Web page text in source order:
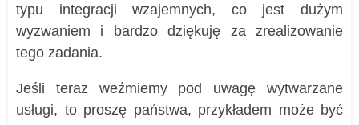
typu integracji wzajemnych, co jest dużym
wyzwaniem i bardzo dziękuję za zrealizowanie
tego zadania.
Jeśli teraz weźmiemy pod uwagę wytwarzane
usługi, to proszę państwa, przykładem może być